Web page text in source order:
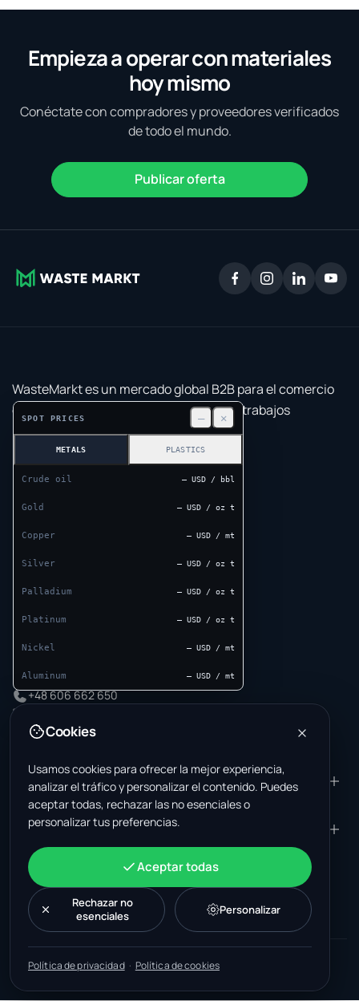
history,
Empieza a operar con materiales
hoy mismo
Conéctate con compradores y proveedores verificados
de todo el mundo.
Publicar oferta
WasteMarkt es un mercado global B2B para el comercio
de materiales reciclables, maquinaria y trabajos
industriales.
Polonia ·
Ul. Kolejowa 5
82-230 Nowy Staw
4378 Park Blvd N
United States
A-199, Sector 63
India
+48 606 662 650
office@wastemarkt.com
PRODUCTO
Mercado
Materiales — venta
Materiales — compra
Empleos (EE. UU.)
Maquinaria
Novedades
RESOURCES
Supplier Academy
Contacto
Mercado de chatarrería en
México
Mercado de chatarrería en
Turquía
Mercado de reciclaje en
EMPRESA
About Us
Soporte
Términos y condiciones
Política de privacidad
Política de cookies
Configuración de cookies
CUENTA
Iniciar sesión
Crear una cuenta
Listado de posts
© 2026 WasteMarkt.Todos los derechos reservados.
Cookies
Usamos cookies para ofrecer la mejor experiencia,
analizar el tráfico y personalizar el contenido. Puedes
aceptar todas, rechazar las no esenciales o
personalizar tus preferencias.
Aceptar todas
Rechazar no
esenciales
Personalizar
Política de privacidad · Política de cookies
SPOT PRICES — ✕
METALS PLASTICS
Crude oil — USD / bbl
Gold — USD / oz t
Copper — USD / mt
Silver — USD / oz t
Palladium — USD / oz t
Platinum — USD / oz t
Nickel — USD / mt
Aluminum — USD / mt